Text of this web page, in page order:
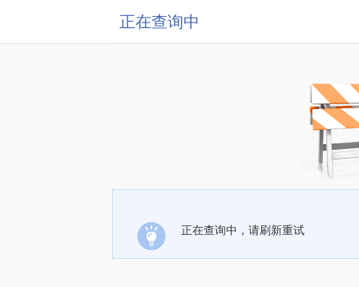
正在查询中
正在查询中，请刷新重试